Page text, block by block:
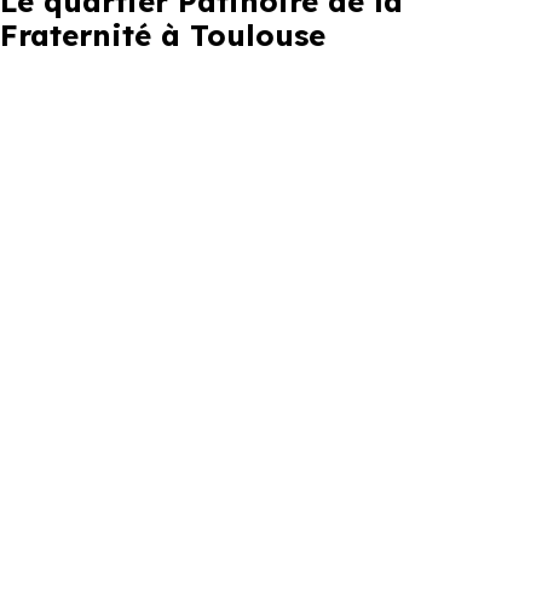
Fraternité à Toulouse